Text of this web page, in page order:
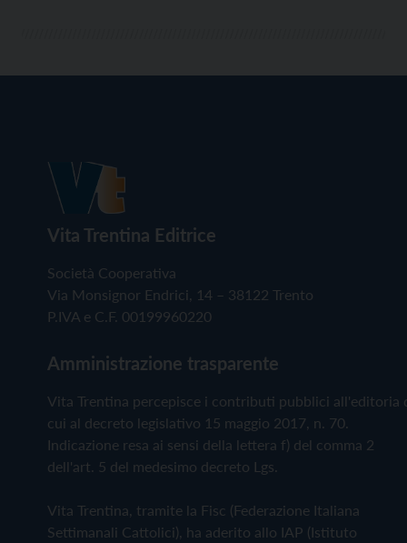
Vita Trentina Editrice
Società Cooperativa
Via Monsignor Endrici, 14 – 38122 Trento
P.IVA e C.F. 00199960220
Amministrazione trasparente
Vita Trentina percepisce i contributi pubblici all'editoria
cui al decreto legislativo 15 maggio 2017, n. 70.
Indicazione resa ai sensi della lettera f) del comma 2
dell'art. 5 del medesimo decreto Lgs.
Vita Trentina, tramite la Fisc (Federazione Italiana
Settimanali Cattolici), ha aderito allo IAP (Istituto